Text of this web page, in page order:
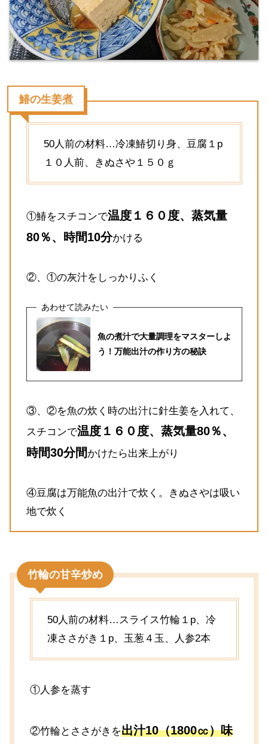
鰆の生姜煮
50人前の材料…冷凍鰆切り身、豆腐１p
１０人前、きぬさや１５０ｇ
①鰆をスチコンで温度１６０度、蒸気量
80％、時間10分かける
②、①の灰汁をしっかりふく
魚の煮汁で大量調理をマスターしよ
う！万能出汁の作り方の秘訣
③、②を魚の炊く時の出汁に針生姜を入れて、
スチコンで温度１６０度、蒸気量80％、
時間30分間 かけたら出来上がり
④豆腐は万能魚の出汁で炊く。きぬさやは吸い
地で炊く
竹輪の甘辛炒め
50人前の材料…スライス竹輪１p、冷
凍ささがき１p、玉葱４玉、人参2本
①人参を蒸す
②竹輪とささがきを出汁10（1800㏄）味